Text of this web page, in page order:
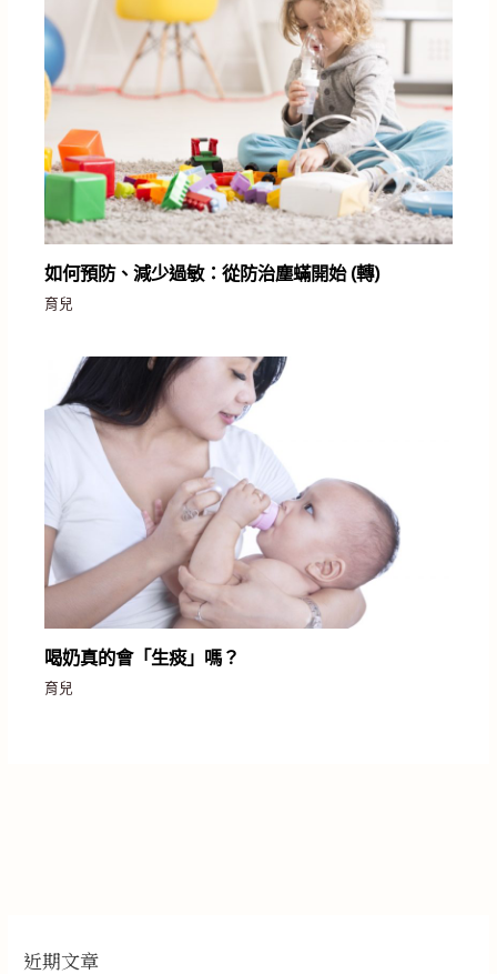
如何預防、減少過敏：從防治塵蟎開始 (轉)
育兒
喝奶真的會「生痰」嗎？
育兒
近期文章